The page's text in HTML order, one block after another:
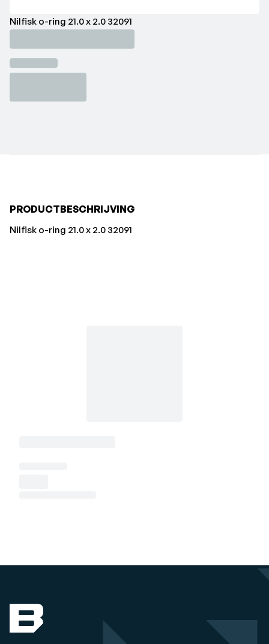
Nilfisk o-ring 21.0 x 2.0 32091
PRODUCTBESCHRIJVING
Nilfisk o-ring 21.0 x 2.0 32091